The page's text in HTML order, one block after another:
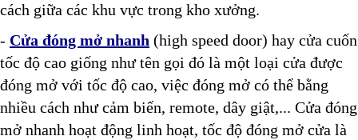
cách giữa các khu vực trong kho xưởng.
- Cửa đóng mở nhanh (high speed door) hay cửa cuốn
tốc độ cao giống như tên gọi đó là một loại cửa được
đóng mở với tốc độ cao, việc đóng mở có thể bằng
nhiều cách như cảm biến, remote, dây giật,... Cửa đóng
mở nhanh hoạt động linh hoạt, tốc độ đóng mở cửa là